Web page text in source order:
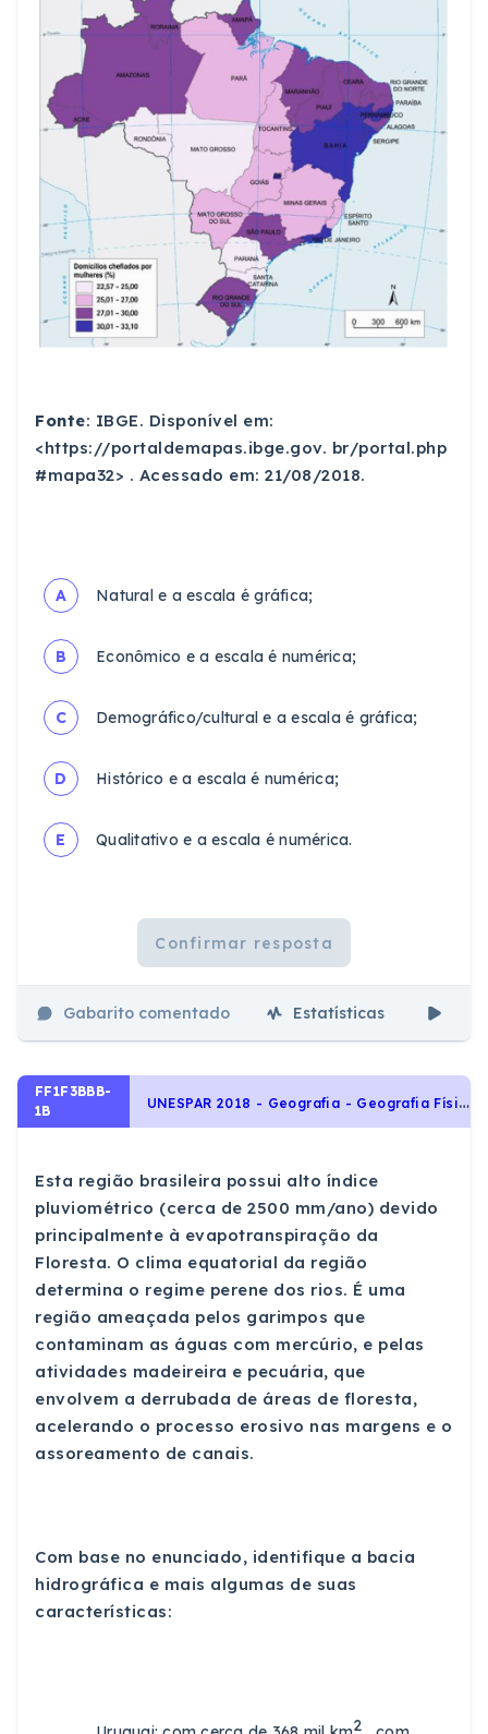
Fonte: IBGE. Disponível em:
<https://portaldemapas.ibge.gov. br/portal.php
#mapa32> . Acessado em: 21/08/2018.
A Natural e a escala é gráfica;
B Econômico e a escala é numérica;
C Demográfico/cultural e a escala é gráfica;
D Histórico e a escala é numérica;
E Qualitativo e a escala é numérica.
Confirmar resposta
Gabarito comentado Estatísticas
FF1F3BBB-
1B
U
NESPAR 2018 - Geografia - Geografia Física, Hidrografia
Esta região brasileira possui alto índice
pluviométrico (cerca de 2500 mm/ano) devido
principalmente à evapotranspiração da
Floresta. O clima equatorial da região
determina o regime perene dos rios. É uma
região ameaçada pelos garimpos que
contaminam as águas com mercúrio, e pelas
atividades madeireira e pecuária, que
envolvem a derrubada de áreas de floresta,
acelerando o processo erosivo nas margens e o
assoreamento de canais.
Com base no enunciado, identifique a bacia
hidrográfica e mais algumas de suas
características:
2